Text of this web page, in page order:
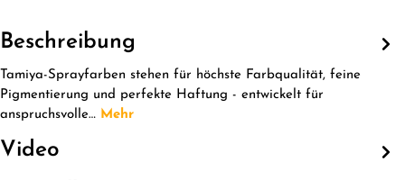
Beschreibung
Tamiya-Sprayfarben stehen für höchste Farbqualität, feine
Pigmentierung und perfekte Haftung - entwickelt für
anspruchsvolle… Mehr
Video